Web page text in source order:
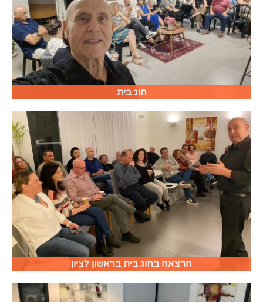
חוג בית
הרצאה בחוג בית בראשון לציון